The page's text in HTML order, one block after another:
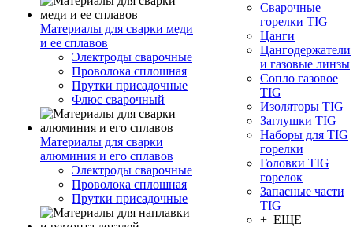
Материалы для сварки меди
и ее сплавов
Электроды сварочные
Проволока сплошная
Прутки присадочные
Флюс сварочный
Материалы для сварки
алюминия и его сплавов
Электроды сварочные
Проволока сплошная
Прутки присадочные
Сварочные
горелки TIG
Цанги
Цангодержатели
и газовые линзы
Сопло газовое
TIG
Изоляторы TIG
Заглушки TIG
Наборы для TIG
горелки
Головки TIG
горелок
Запасные части
TIG
+ ЕЩЕ